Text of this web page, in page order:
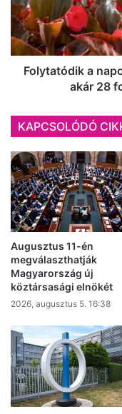
nyárias
idő:
szerdán
akár
lehet
Kecskeméten
Folytatódik a
akár 28
KAPCSOLÓDÓ
Augusztus 11-én
megválaszthatják
Magyarország új
köztársasági elnökét
2026, augusztus 5. 16:38